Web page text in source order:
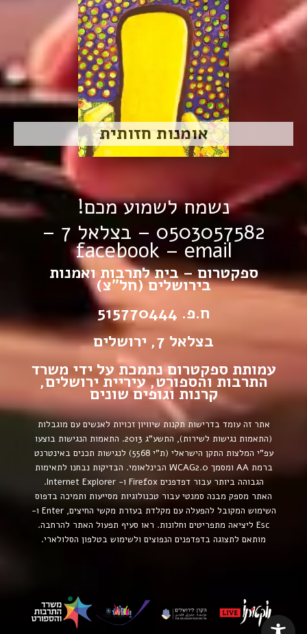
אומנות חזותית
נשמח לשמוע מכם!
0503057582 – בצלאל 7 –
facebook–email
ספקטרום – בית לתרבות ואמנות
בירושלים (חל”צ)
ח.פ. 515770444
בצלאל 7, ירושלים
עמותת ספקטרום נתמכת על ידי משרד
התרבות והספורט, עיריית ירושלים,
קרנות וגופים שונים
אתר זה עומד בדרישות תקנות שיוויון זכויות לאנשים עם מוגבלות
(התאמות נגישות לשירות), התשע”ג 2013.
התאמות הנגישות בוצעו
עפ”י המלצות התקן הישראלי (ת”י 5568) לנגישות תכנים באינטרנט
ברמת AA ומסמך WCAG2.0 הבינלאומי.
הבדיקות נבחנו לתאימות
הגבוהה ביותר עבור דפדפנים Firefox ו- Internet Explorer.
האתר מספק מבנה סמנטי עבור טכנולוגיות מסייעות ותמיכה בדפוס
השימוש המקובל להפעלה עם מקלדת בעזרת מקשי החיצים, Enter ו-
Esc ליציאה מתפריטים וחלונות. ראו סעיף תפעול האתר להרחבה.
מותאם לתצוגה בדפדפנים הנפוצים ולשימוש בטלפון הסלולארי.